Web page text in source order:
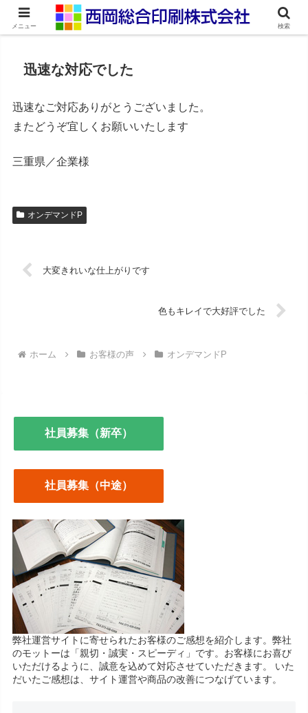
ネット印刷通販・オンデマンド印刷
迅速な対応でした
迅速なご対応ありがとうございました。
またどうぞ宜しくお願いいたします
三重県／企業様
オンデマンドP
大変きれいな仕上がりです
色もキレイで大好評でした
ホーム お客様の声 オンデマンドP
社員募集（新卒）
社員募集（中途）
弊社運営サイトに寄せられたお客様のご感想を紹介します。弊社
のモットーは「親切・誠実・スピーディ」です。お客様にお喜び
いただけるように、誠意を込めて対応させていただきます。 いた
だいたご感想は、サイト運営や商品の改善につなげています。
メニュー 検索